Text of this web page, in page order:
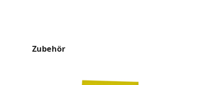
Produktgalerie überspringen
Zubehör